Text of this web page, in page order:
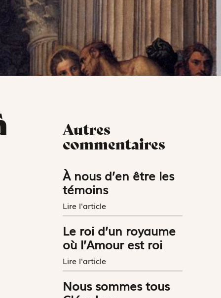
Autres
commentaires
À nous d’en être les
témoins
Lire l'article
Le roi d’un royaume
où l’Amour est roi
Lire l'article
Nous sommes tous